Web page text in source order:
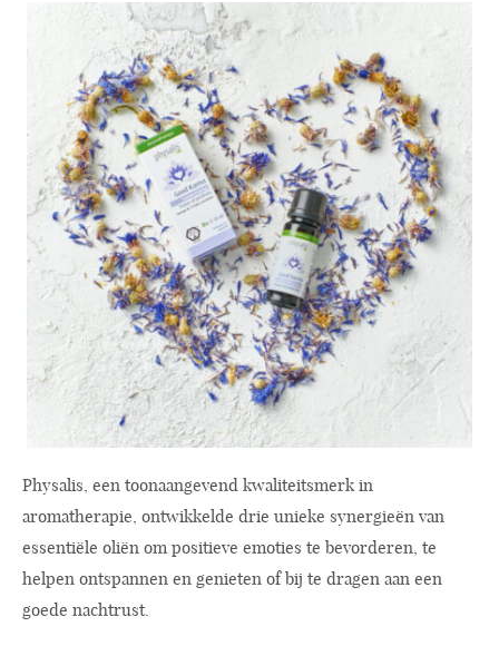
Physalis, een toonaangevend kwaliteitsmerk in
aromatherapie, ontwikkelde drie unieke synergieën van
essentiële oliën om positieve emoties te bevorderen, te
helpen ontspannen en genieten of bij te dragen aan een
goede nachtrust.